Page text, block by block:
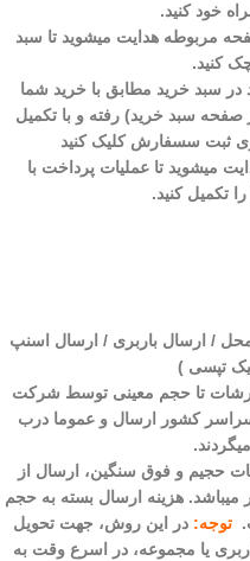
خود کنید.
مربوطه هدایت میشوید تا سبد
کنید.
سبد خرید مطابق با خرید شما
سبد خرید) رفته و با تکمیل
ثبت سسفارش کلیک کنید
میشوید تا عملیات پرداخت با
را تکمیل کنید.
/ ارسال باربری / ارسال اسنپ
تپسی )
تا حجم معینی توسط شرکت
کشور ارسال و عموما درب
حجیم و فوق سنگین، ارسال از
هزینه ارسال بسته به حجم
توجه:در این روش، جهت تحویل
یا مجموعه، در اسرع وقت به